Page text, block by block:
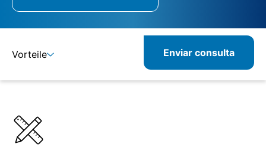
Vorteile Enviar consulta